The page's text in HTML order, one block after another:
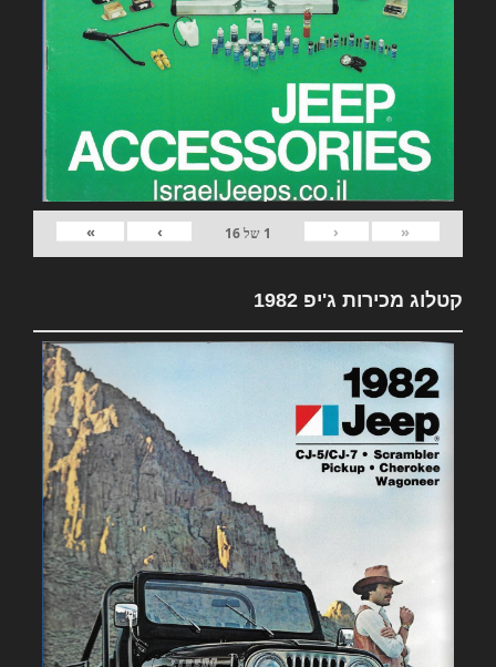
«
‹
1 של16
›
»
קטלוג מכירות ג'יפ 1982